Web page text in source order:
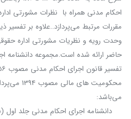
احکام مدنی همراه با نظرات مشورتی
مقررات مرتبط می‌پردازد..علاوه بر تفسیر
وحدت رویه و نظریات مشورتی اداره
حاضر ارائه شده است.مجموعه دانشنامه
محکومیت
می‌باشد: